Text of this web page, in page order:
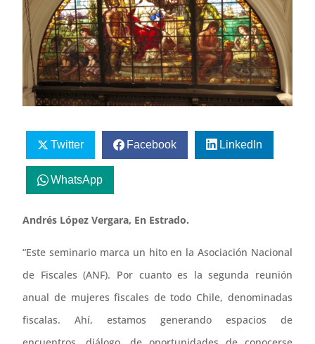
Twitter Facebook LinkedIn
WhatsApp
Andrés López Vergara, En Estrado.
“Este seminario marca un hito en la Asociación Nacional
de Fiscales (ANF). Por cuanto es la segunda reunión
anual de mujeres fiscales de todo Chile, denominadas
fiscalas. Ahí, estamos generando espacios de